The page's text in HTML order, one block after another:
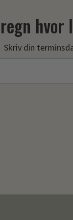
Skriv din